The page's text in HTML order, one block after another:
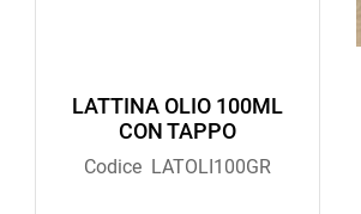
LATTINA OLIO 100ML
CON TAPPO
Codice LATOLI100GR